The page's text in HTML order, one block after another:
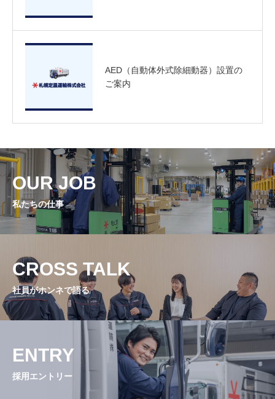
AED（自動体外式除細動器）設置の
ご案内
OUR JOB
私たちの仕事
CROSS TALK
社員がホンネで語る
ENTRY
採用エントリー